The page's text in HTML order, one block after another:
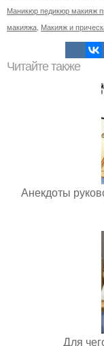
Маникюр педикюр макияж
макияжа Макияж и
Читайте также
Анекдоты
Для